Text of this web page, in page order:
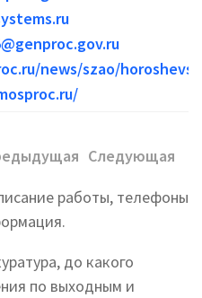
news/szao/
Следующая
работы, телефоны
до какого
по выходным и